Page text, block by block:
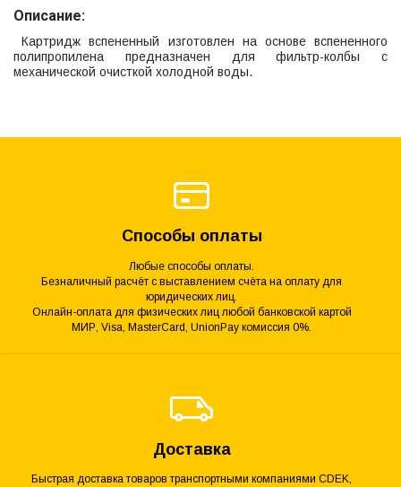
Описание:
Картридж вспененный изготовлен на основе вспененного
полипропилена предназначен для фильтр-колбы с
механической очисткой холодной воды.
Способы оплаты
Любые способы оплаты.
Безналичный расчёт с выставлением счёта на оплату для
юридических лиц.
Онлайн-оплата для физических лиц любой банковской картой
МИР, Visa, MasterCard, UnionPay комиссия 0%.
Доставка
Быстрая доставка товаров транспортными компаниями CDEK,